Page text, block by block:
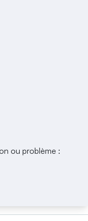
ou problème :